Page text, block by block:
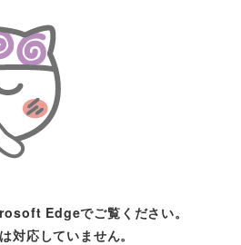
Edgeでご覧ください。
応していません。